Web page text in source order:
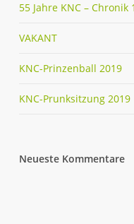
55 Jahre KNC –
VAKANT
KNC-Prinzenball 2019
KNC-Prunksitzung 2019
Neueste Kommentare